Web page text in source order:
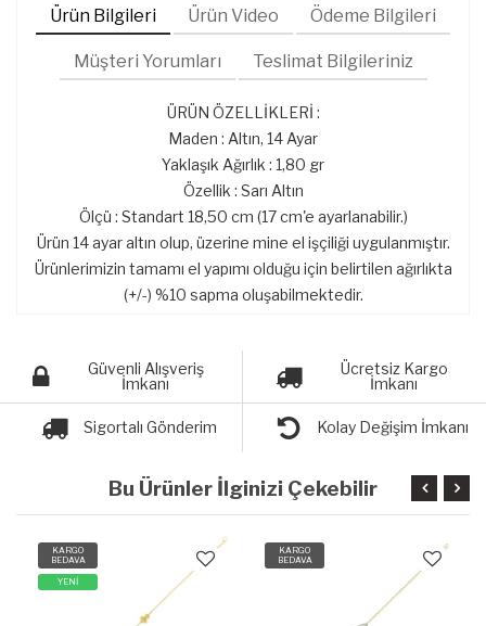
Ürün Bilgileri Ürün Video Ödeme Bilgileri
Müşteri Yorumları Teslimat Bilgileriniz
ÜRÜN ÖZELLİKLERİ :
Maden : Altın, 14 Ayar
Yaklaşık Ağırlık : 1,80 gr
Özellik : Sarı Altın
Ölçü : Standart 18,50 cm (17 cm'e ayarlanabilir.)
Ürün 14 ayar altın olup, üzerine mine el işçiliği uygulanmıştır.
Ürünlerimizin tamamı el yapımı olduğu için belirtilen ağırlıkta
(+/-) %10 sapma oluşabilmektedir.
Güvenli Alışveriş
İmkanı
Ücretsiz Kargo
İmkanı
Sigortalı Gönderim Kolay Değişim İmkanı
Bu Ürünler İlginizi Çekebilir
KARGO
BEDAVA
YENİ
KARGO
BEDAVA